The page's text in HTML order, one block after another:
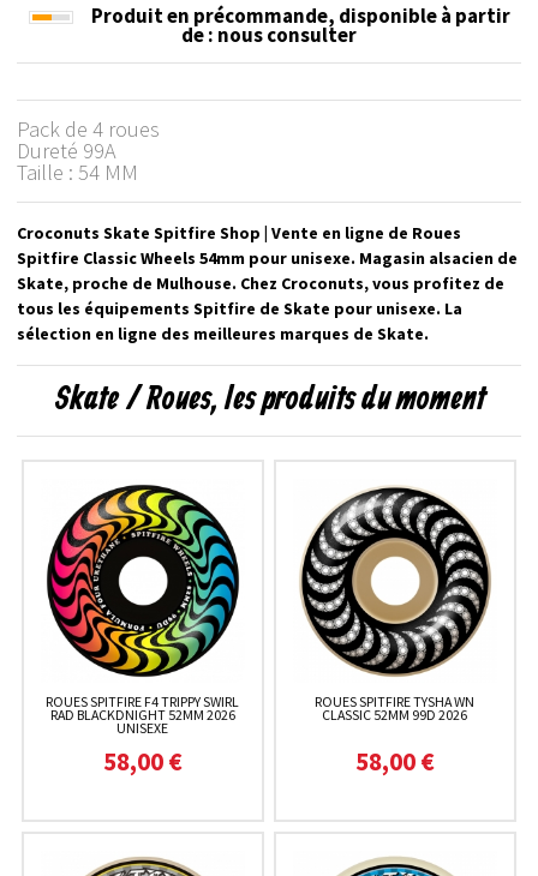
Produit en précommande, disponible à partir
de: nous consulter
Pack de 4 roues
Dureté 99A
Taille : 54 MM
Croconuts Skate Spitfire Shop | Vente en ligne de Roues
Spitfire Classic Wheels 54mm pour unisexe. Magasin alsacien de
Skate, proche de Mulhouse. Chez Croconuts, vous profitez de
tous les équipements Spitfire de Skate pour unisexe. La
sélection en ligne des meilleures marques de Skate.
Skate / Roues, les produits du moment
ROUES SPITFIRE F4 TRIPPY SWIRL
RAD BLACKDNIGHT 52MM 2026
UNISEXE
58,00 €
ROUES SPITFIRE TYSHA WN
CLASSIC 52MM 99D 2026
58,00 €